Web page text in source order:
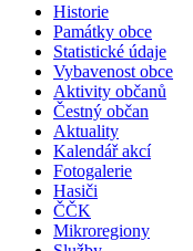
Historie
Památky obce
Statistické údaje
Vybavenost obce
Aktivity občanů
Čestný občan
Aktuality
Kalendář akcí
Fotogalerie
Hasiči
ČČK
Mikroregiony